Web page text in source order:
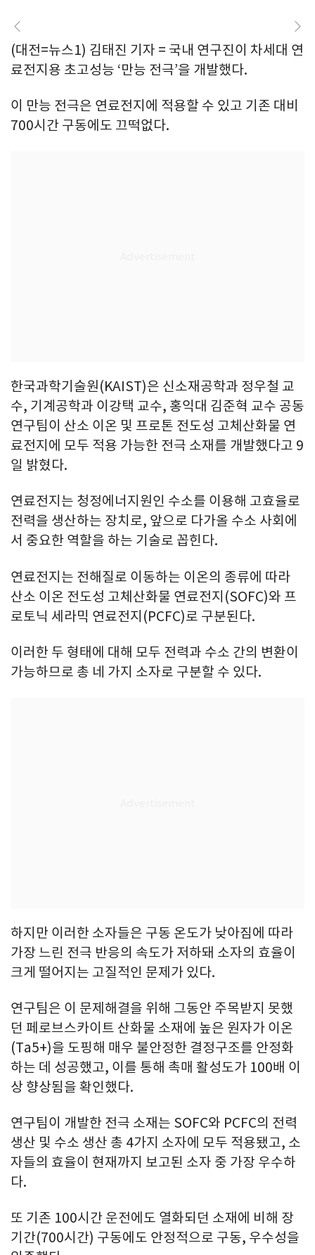
(대전=뉴스1) 김태진 기자 = 국내 연구진이 차세대 연
료전지용 초고성능 ‘만능 전극’을 개발했다.
이 만능 전극은 연료전지에 적용할 수 있고 기존 대비
700시간 구동에도 끄떡없다.
한국과학기술원(KAIST)은 신소재공학과 정우철 교
수, 기계공학과 이강택 교수, 홍익대 김준혁 교수 공동
연구팀이 산소 이온 및 프로톤 전도성 고체산화물 연
료전지에 모두 적용 가능한 전극 소재를 개발했다고 9
일 밝혔다.
연료전지는 청정에너지원인 수소를 이용해 고효율로
전력을 생산하는 장치로, 앞으로 다가올 수소 사회에
서 중요한 역할을 하는 기술로 꼽힌다.
연료전지는 전해질로 이동하는 이온의 종류에 따라
산소 이온 전도성 고체산화물 연료전지(SOFC)와 프
로토닉 세라믹 연료전지(PCFC)로 구분된다.
이러한 두 형태에 대해 모두 전력과 수소 간의 변환이
가능하므로 총 네 가지 소자로 구분할 수 있다.
하지만 이러한 소자들은 구동 온도가 낮아짐에 따라
가장 느린 전극 반응의 속도가 저하돼 소자의 효율이
크게 떨어지는 고질적인 문제가 있다.
연구팀은 이 문제해결을 위해 그동안 주목받지 못했
던 페로브스카이트 산화물 소재에 높은 원자가 이온
(Ta5+)을 도핑해 매우 불안정한 결정구조를 안정화
하는 데 성공했고, 이를 통해 촉매 활성도가 100배 이
상 향상됨을 확인했다.
연구팀이 개발한 전극 소재는 SOFC와 PCFC의 전력
생산 및 수소 생산 총 4가지 소자에 모두 적용됐고, 소
자들의 효율이 현재까지 보고된 소자 중 가장 우수하
다.
또 기존 100시간 운전에도 열화되던 소재에 비해 장
기간(700시간) 구동에도 안정적으로 구동, 우수성을